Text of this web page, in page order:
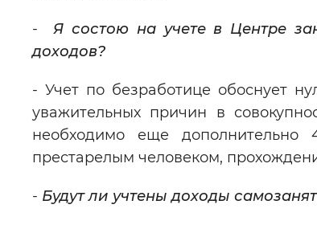
-
Я состою на учете в Центре
доходов?
- Учет по безработице обоснует
уважительных причин в
необходимо еще
престарелым человеком,
- Будут ли учтены доходы